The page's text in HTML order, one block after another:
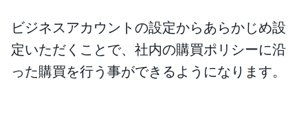
ビジネスアカウントの設定からあらかじめ設
定いただくことで、社内の購買ポリシーに沿
った購買を行う事ができるようになります。